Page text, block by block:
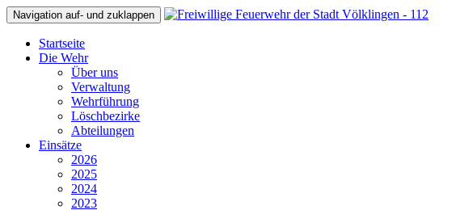
Navigation auf- und zuklappen
Startseite
Die Wehr
Über uns
Verwaltung
Wehrführung
Löschbezirke
Abteilungen
Einsätze
2026
2025
2024
2023